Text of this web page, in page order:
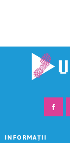
INFORMAȚII